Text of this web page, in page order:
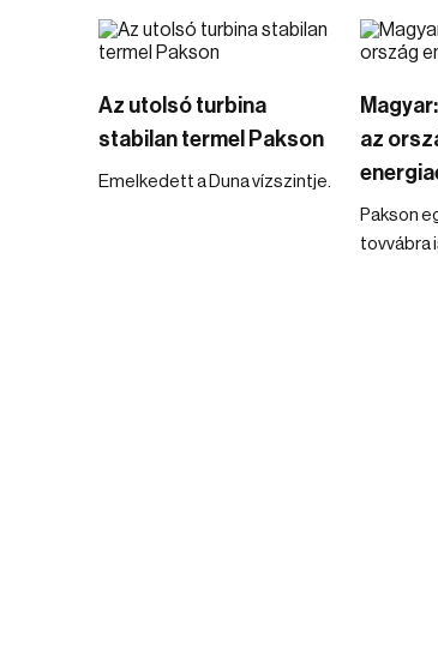
Az utolsó turbina
stabilan termel Pakson
Emelkedett a Duna vízszintje.
az
Pakson
tovvábra